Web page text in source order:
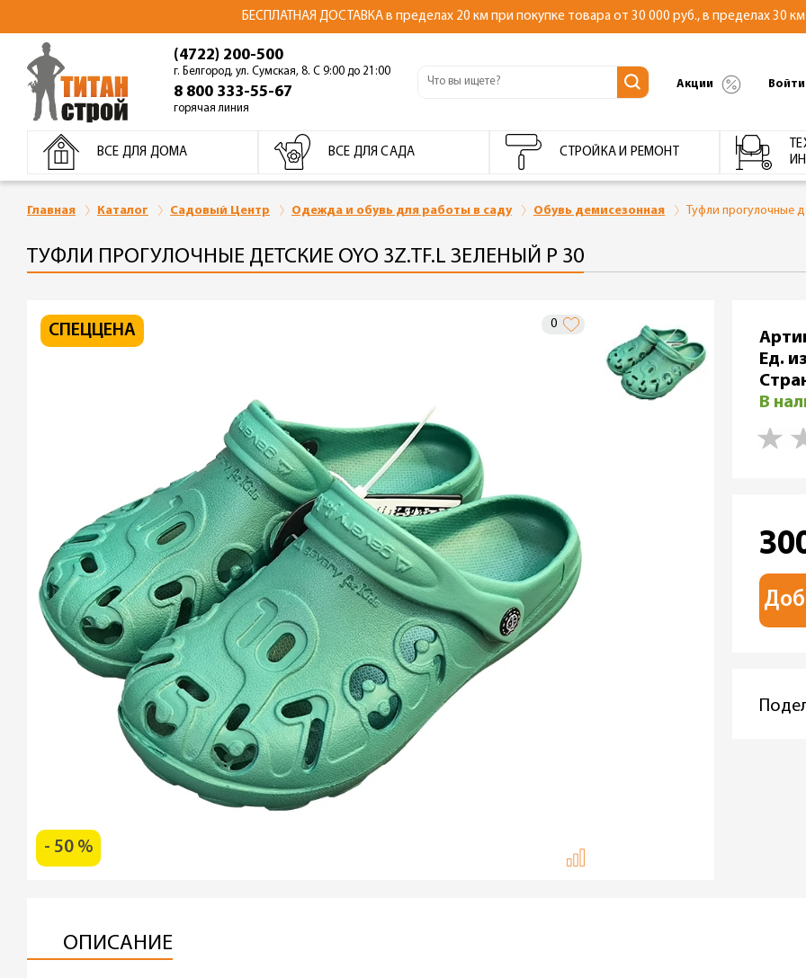
БЕСПЛАТНАЯ ДОСТАВКА в пределах 20 км при покупке товара от 30 000 руб., в пределах 30
(4722) 200-500
г. Белгород, ул. Сумская, 8. С 9:00 до 21:00
8 800 333-55-67
горячая линия
Акции Войти
ВСЕ ДЛЯ ДОМА ВСЕ ДЛЯ САДА СТРОЙКА И РЕМОНТ
Главная Каталог Садовый Центр Одежда и обувь для работы в саду Обувь демисезонная Туфли прогулочные
ТУФЛИ ПРОГУЛОЧНЫЕ ДЕТСКИЕ OYO 3Z.TF.L ЗЕЛЕНЫЙ Р 30
0
СПЕЦЦЕНА
- 50 %
Ед.
В
ОПИСАНИЕ